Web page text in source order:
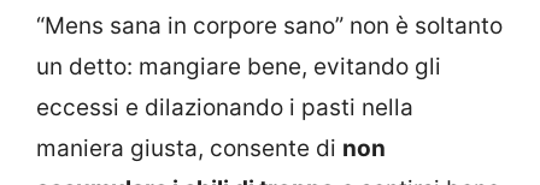
“Mens sana in corpore sano” non è soltanto
un detto: mangiare bene, evitando gli
eccessi e dilazionando i pasti nella
maniera giusta, consente di non